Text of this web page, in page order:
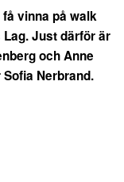
vinna på walk
Just därför är
och Anne
Nerbrand.